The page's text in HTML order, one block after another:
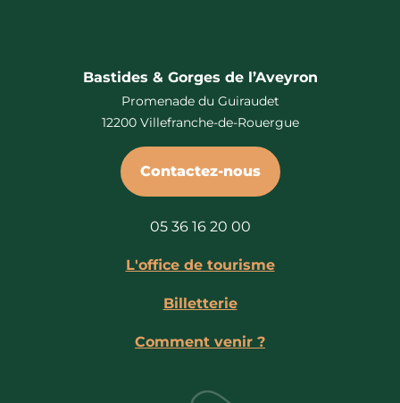
Bastides & Gorges de l’Aveyron
Promenade du Guiraudet
12200 Villefranche-de-Rouergue
Contactez-nous
05 36 16 20 00
L'office de tourisme
Billetterie
Comment venir ?